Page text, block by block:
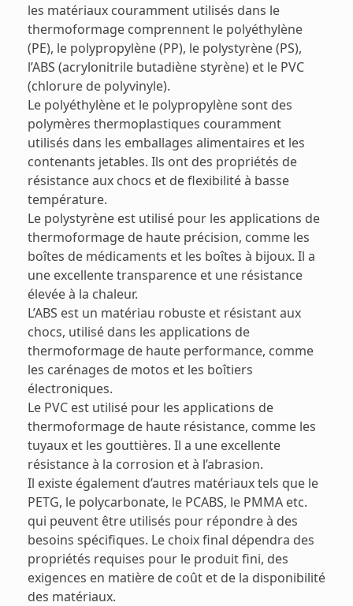
les matériaux couramment utilisés dans le
thermoformage comprennent le polyéthylène
(PE), le polypropylène (PP), le polystyrène (PS),
l’ABS (acrylonitrile butadiène styrène) et le PVC
(chlorure de polyvinyle).
Le polyéthylène et le polypropylène sont des
polymères thermoplastiques couramment
utilisés dans les emballages alimentaires et les
contenants jetables. Ils ont des propriétés de
résistance aux chocs et de flexibilité à basse
température.
Le polystyrène est utilisé pour les applications de
thermoformage de haute précision, comme les
boîtes de médicaments et les boîtes à bijoux. Il a
une excellente transparence et une résistance
élevée à la chaleur.
L’ABS est un matériau robuste et résistant aux
chocs, utilisé dans les applications de
thermoformage de haute performance, comme
les carénages de motos et les boîtiers
électroniques.
Le PVC est utilisé pour les applications de
thermoformage de haute résistance, comme les
tuyaux et les gouttières. Il a une excellente
résistance à la corrosion et à l’abrasion.
Il existe également d’autres matériaux tels que le
PETG, le polycarbonate, le PCABS, le PMMA etc.
qui peuvent être utilisés pour répondre à des
besoins spécifiques. Le choix final dépendra des
propriétés requises pour le produit fini, des
exigences en matière de coût et de la disponibilité
des matériaux.